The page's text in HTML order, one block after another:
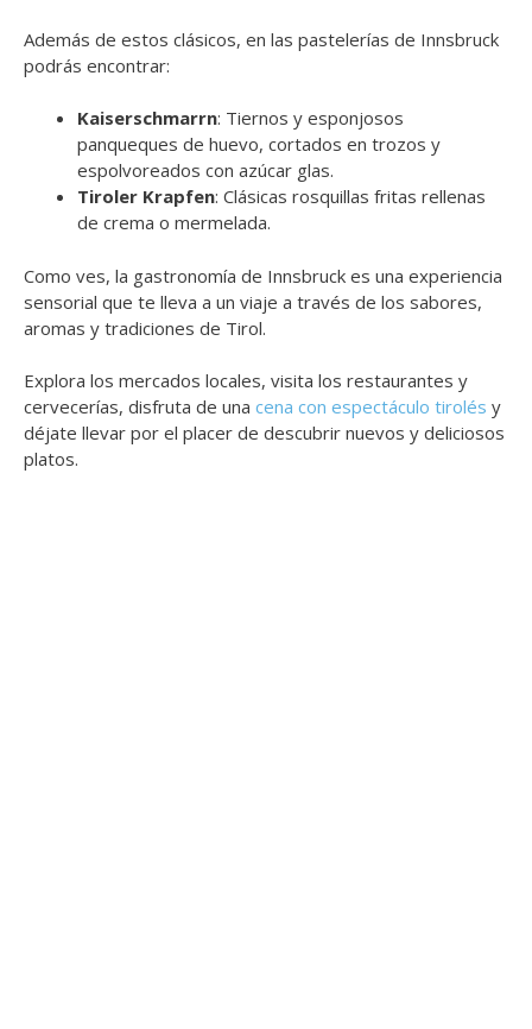
Además de estos clásicos, en las pastelerías de Innsbruck
podrás encontrar:
Kaiserschmarrn: Tiernos y esponjosos
panqueques de huevo, cortados en trozos y
espolvoreados con azúcar glas.
Tiroler Krapfen: Clásicas rosquillas fritas rellenas
de crema o mermelada.
Como ves, la gastronomía de Innsbruck es una experiencia
sensorial que te lleva a un viaje a través de los sabores,
aromas y tradiciones de Tirol.
Explora los mercados locales, visita los restaurantes y
cervecerías, disfruta de una cena con espectáculo tirolés y
déjate llevar por el placer de descubrir nuevos y deliciosos
platos.